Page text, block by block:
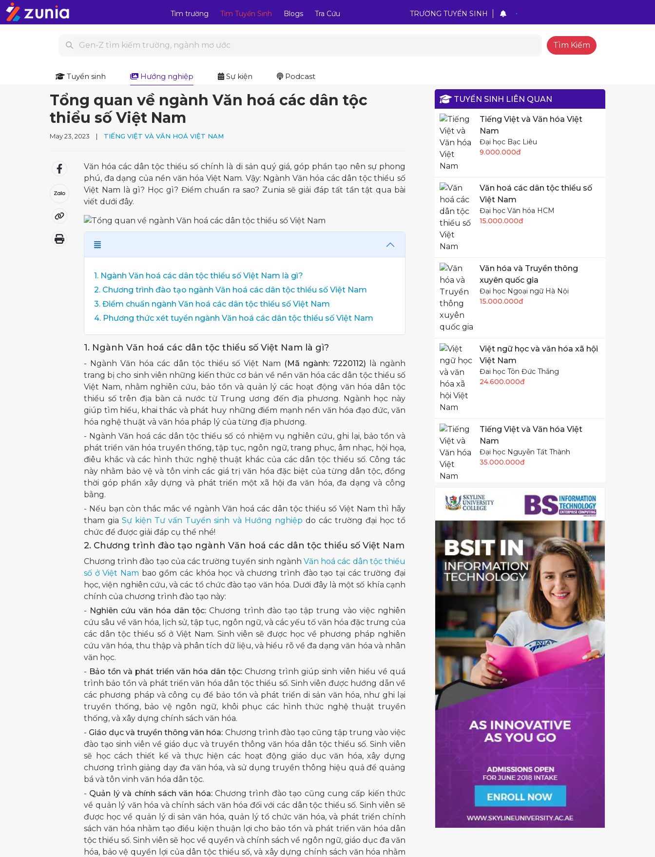
Tìm trường Tìm Tuyển Sinh Blogs Tra Cứu TRƯỜNG TUYỂN SINH
Tìm Kiếm
Tuyển sinh Hướng nghiệp Sự kiện Podcast
Tổng quan về ngành Văn hoá các dân tộc
thiểu số Việt Nam
May 23, 2023 | TIẾNG VIỆT VÀ VĂN HOÁ VIỆT NAM
Văn hóa các dân tộc thiểu số chính là di sản quý giá, góp phần tạo nên sự phong
phú, đa dạng của nền văn hóa Việt Nam. Vậy: Ngành Văn hóa các dân tộc thiểu số
Việt Nam là gì? Học gì? Điểm chuẩn ra sao? Zunia sẽ giải đáp tất tần tật qua bài
viết dưới đây.
1. Ngành Văn hoá các dân tộc thiểu số Việt Nam là gì?
2. Chương trình đào tạo ngành Văn hoá các dân tộc thiểu số Việt Nam
3. Điểm chuẩn ngành Văn hoá các dân tộc thiểu số Việt Nam
4. Phương thức xét tuyển ngành Văn hoá các dân tộc thiểu số Việt Nam
1. Ngành Văn hoá các dân tộc thiểu số Việt Nam là gì?
- Ngành Văn hóa các dân tộc thiểu số Việt Nam (Mã ngành: 7220112) là ngành
trang bị cho sinh viên những kiến thức cơ bản về nền văn hóa các dân tộc thiểu số
Việt Nam, nhằm nghiên cứu, bảo tồn và quản lý các hoạt động văn hóa dân tộc
thiểu số trên địa bàn cả nước từ Trung ương đến địa phương. Ngành học này
giúp tìm hiểu, khai thác và phát huy những điểm mạnh nền văn hóa đạo đức, văn
hóa nghệ thuật và văn hóa pháp lý của từng địa phương.
- Ngành Văn hoá các dân tộc thiểu số có nhiệm vụ nghiên cứu, ghi lại, bảo tồn và
phát triển văn hóa truyền thống, tập tục, ngôn ngữ, trang phục, âm nhạc, hội họa,
điêu khắc và các hình thức nghệ thuật khác của các dân tộc thiểu số. Công tác
này nhằm bảo vệ và tôn vinh các giá trị văn hóa đặc biệt của từng dân tộc, đồng
thời góp phần xây dựng và phát triển một xã hội đa văn hóa, đa dạng và công
bằng.
- Nếu bạn còn thắc mắc về ngành Văn hoá các dân tộc thiểu số Việt Nam thì hãy
tham giaSự kiện Tư vấn Tuyển sinh và Hướng nghiệp do các trường đại học tổ
chức để được giải đáp cụ thể nhé!
2. Chương trình đào tạo ngành Văn hoá các dân tộc thiểu số Việt Nam
Chương trình đào tạo của các trường tuyển sinh ngành Văn hoá các dân tộc thiểu
số ở Việt Nam bao gồm các khóa học và chương trình đào tạo tại các trường đại
học, viện nghiên cứu, và các tổ chức đào tạo văn hóa. Dưới đây là một số khía cạnh
chính của chương trình đào tạo này:
- Nghiên cứu văn hóa dân tộc: Chương trình đào tạo tập trung vào việc nghiên
cứu sâu về văn hóa, lịch sử, tập tục, ngôn ngữ, và các yếu tố văn hóa đặc trưng của
các dân tộc thiểu số ở Việt Nam. Sinh viên sẽ được học về phương pháp nghiên
cứu văn hóa, thu thập và phân tích dữ liệu, và hiểu rõ về đa dạng văn hóa và nhân
văn học.
- Bảo tồn và phát triển văn hóa dân tộc: Chương trình giúp sinh viên hiểu về quá
trình bảo tồn và phát triển văn hóa dân tộc thiểu số. Sinh viên được hướng dẫn về
các phương pháp và công cụ để bảo tồn và phát triển di sản văn hóa, như ghi lại
truyền thống, bảo vệ ngôn ngữ, khôi phục các hình thức nghệ thuật truyền
thống, và xây dựng chính sách văn hóa.
- Giáo dục và truyền thông văn hóa: Chương trình đào tạo cũng tập trung vào việc
đào tạo sinh viên về giáo dục và truyền thông văn hóa dân tộc thiểu số. Sinh viên
sẽ học cách thiết kế và thực hiện các hoạt động giáo dục văn hóa, xây dựng
chương trình giảng dạy đa văn hóa, và sử dụng truyền thông hiệu quả để quảng
bá và tôn vinh văn hóa dân tộc.
- Quản lý và chính sách văn hóa:Chương trình đào tạo cũng cung cấp kiến thức
về quản lý văn hóa và chính sách văn hóa đối với các dân tộc thiểu số. Sinh viên sẽ
được học về quản lý di sản văn hóa, quản lý tổ chức văn hóa, và phát triển chính
sách văn hóa nhằm tạo điều kiện thuận lợi cho bảo tồn và phát triển văn hóa dân
tộc thiểu số. Sinh viên sẽ học về quyền và chính sách về ngôn ngữ, giáo dục đa văn
hóa, bảo vệ quyền lợi của dân tộc thiểu số, và xây dựng chính sách văn hóa nhằm
TUYỂN SINH LIÊN QUAN
Tiếng Việt và Văn hóa Việt
Nam
Đại học Bạc Liêu
9.000.000đ
Văn hoá các dân tộc thiểu số
Việt Nam
Đại học Văn hóa HCM
15.000.000đ
Văn hóa và Truyền thông
xuyên quốc gia
Đại học Ngoại ngữ Hà Nội
15.000.000đ
Việt ngữ học và văn hóa xã hội
Việt Nam
Đai học Tôn Đức Thắng
24.600.000đ
Tiếng Việt và Văn hóa Việt
Nam
Đại học Nguyễn Tất Thành
35.000.000đ